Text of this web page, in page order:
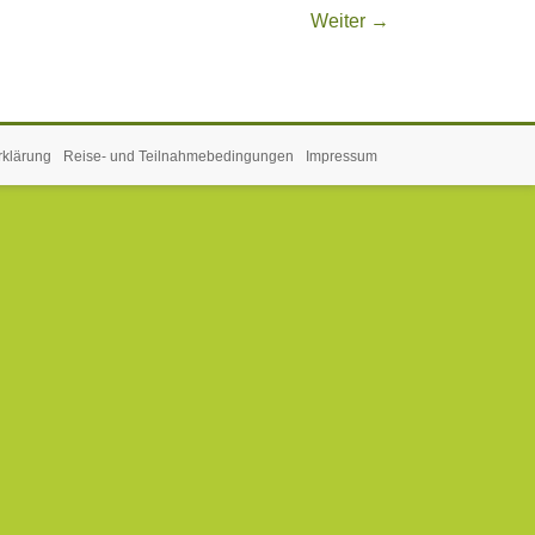
Weiter →
Reise- und Teilnahmebedingungen Impressum